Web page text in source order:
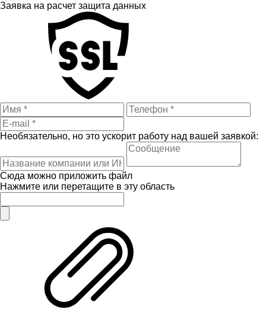
Заявка на расчет защита данных
Необязательно, но это ускорит работу над вашей заявкой:
Сюда можно приложить файл
Нажмите или перетащите в эту область